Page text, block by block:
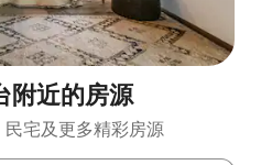
附近的房源
宅及更多精彩房源